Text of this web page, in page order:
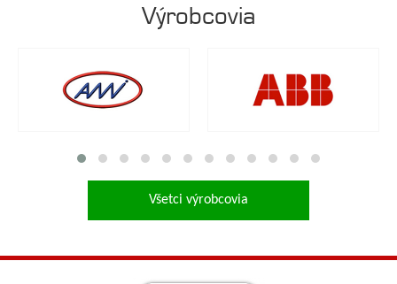
Výrobcovia
Všetci výrobcovia